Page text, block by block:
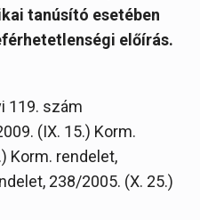
tanúsító esetében
előírás.
119. szám
(IX. 15.) Korm.
Korm. rendelet,
238/2005. (X. 25.)